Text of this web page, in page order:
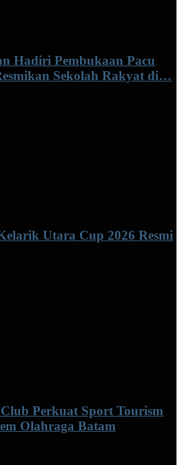
Hadiri Pembukaan Pacu
Sekolah Rakyat di…
Utara Cup 2026 Resmi
Perkuat Sport Tourism
Olahraga Batam